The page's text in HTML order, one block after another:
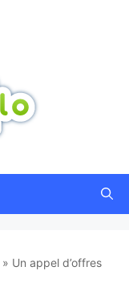
» Un appel d’offres